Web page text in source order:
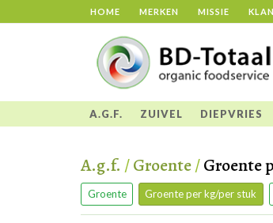
HOME MERKEN MISSIE
A.G.F. ZUIVEL DIEPVRIES
A.g.f. /Groente/Groente
Groente Groente per kg/per stuk